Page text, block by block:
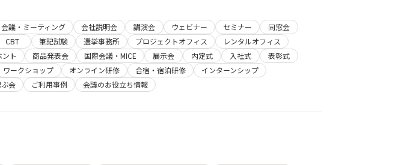
会議・ミーティング 会社説明会 講演会 ウェビナー セミナー
同窓会
CBT 筆記試験 選挙事務所 プロジェクトオフィス
レンタルオフィス
ント 商品発表会 国際会議・MICE 展示会 内定式 入社式
表彰式
ワークショップ オンライン研修 合宿・宿泊研修
インターンシップ
会 ご利用事例 会議のお役立ち情報